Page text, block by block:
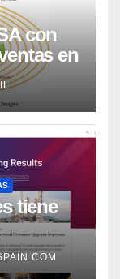
con
en
tiene